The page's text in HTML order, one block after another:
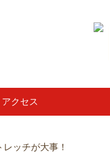
アクセス
ッチが大事！